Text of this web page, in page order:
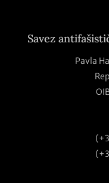
Savez
Pavla